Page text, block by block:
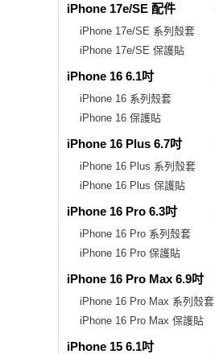
iPhone 17e/SE 配件
iPhone 17e/SE 系列殼套
iPhone 17e/SE 保護貼
iPhone 16 6.1吋
iPhone 16 系列殼套
iPhone 16 保護貼
iPhone 16 Plus 6.7吋
iPhone 16 Plus 系列殼套
iPhone 16 Plus 保護貼
iPhone 16 Pro 6.3吋
iPhone 16 Pro 系列殼套
iPhone 16 Pro 保護貼
iPhone 16 Pro Max 6.9吋
iPhone 16 Pro Max 系列殼套
iPhone 16 Pro Max 保護貼
iPhone 15 6.1吋